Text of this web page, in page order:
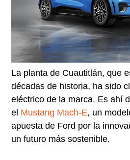
La planta de Cuautitlán, que
décadas de historia, ha sido
eléctrico de la marca. Es ahí
el Mustang Mach-E, un
apuesta de Ford por la
un futuro más sostenible.